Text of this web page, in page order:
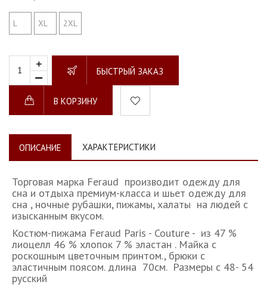
L XL 2XL
БЫСТРЫЙ ЗАКАЗ
В КОРЗИНУ
ОПИСАНИЕ ХАРАКТЕРИСТИКИ
Торговая марка Feraud производит одежду для
сна и отдыха премиум-класса и шьет одежду для
сна , ночные рубашки, пижамы, халаты на людей с
изысканным вкусом.
Костюм-пижама Feraud Paris - Couture - из 47 %
лиоцелл 46 % хлопок 7 % эластан . Майка с
роскошным цветочным принтом., брюки с
эластичным поясом. длина 70см. Размеры с 48- 54
русский